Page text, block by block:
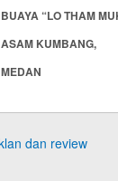
BUAYA “LO THAM
ASAM KUMBANG,
MEDAN